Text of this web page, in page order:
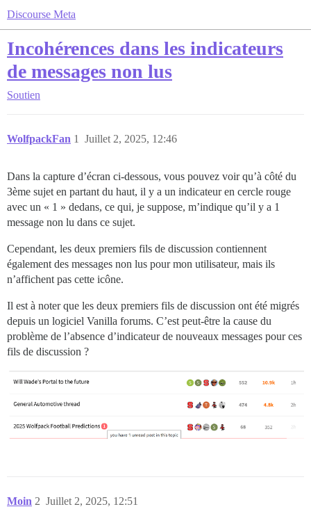
Discourse Meta
Incohérences dans les indicateurs
de messages non lus
Soutien
WolfpackFan Juillet 2, 2025, 12:46
1
Dans la capture d’écran ci-dessous, vous pouvez voir qu’à côté du
3ème sujet en partant du haut, il y a un indicateur en cercle rouge
avec un « 1 » dedans, ce qui, je suppose, m’indique qu’il y a 1
message non lu dans ce sujet.
Cependant, les deux premiers fils de discussion contiennent
également des messages non lus pour mon utilisateur, mais ils
n’affichent pas cette icône.
Il est à noter que les deux premiers fils de discussion ont été migrés
depuis un logiciel Vanilla forums. C’est peut-être la cause du
problème de l’absence d’indicateur de nouveaux messages pour ces
fils de discussion ?
Moin Juillet 2, 2025, 12:51
2